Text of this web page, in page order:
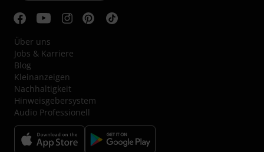
Über uns
Jobs & Karriere
Blog
Kleinanzeigen
Nachhaltigkeit
Hinweisgebersystem
Audio Professionell